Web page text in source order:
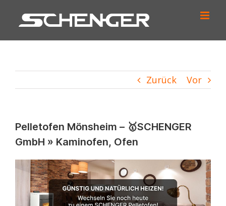
Inhalt
Zurück Vor
Pelletofen Mönsheim – 🥇SCHENGER
GmbH » Kaminofen, Ofen